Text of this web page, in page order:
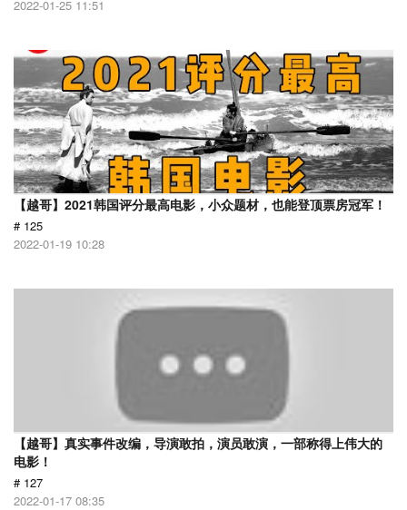
2022-01-25 11:51
【越哥】2021韩国评分最高电影，小众题材，也能登顶票房冠军！
# 125
2022-01-19 10:28
【越哥】真实事件改编，导演敢拍，演员敢演，一部称得上伟大的
电影！
# 127
2022-01-17 08:35